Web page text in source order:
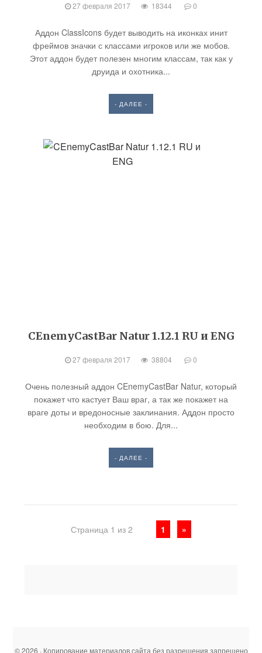
27 февраля 2017 18344 0
Аддон ClassIcons будет выводить на иконках инит
фреймов значки с классами игроков или же мобов.
Этот аддон будет полезен многим классам, так как у
друида и охотника...
- ДАЛЕЕ -
CEnemyCastBar Natur 1.12.1 RU и ENG
27 февраля 2017 38804 0
Очень полезный аддон CEnemyCastBar Natur, который
покажет что кастует Ваш враг, а так же покажет на
враге доты и вредоносные заклинания. Аддон просто
необходим в бою. Для...
- ДАЛЕЕ -
Страница 1 из 2 1 »
© 2026 · Копирование материалов сайта без разрешения запрещено